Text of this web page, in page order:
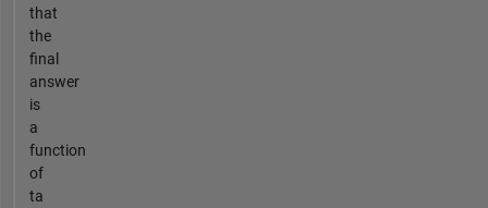
that
the
final
answer
is
a
function
of
ta